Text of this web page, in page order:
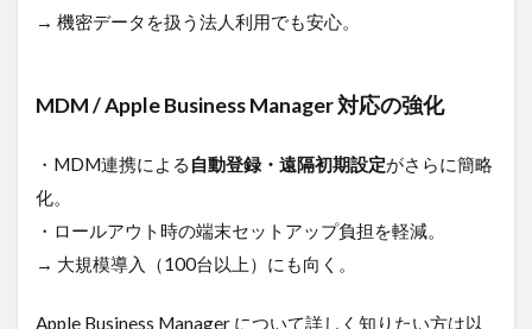
→ 機密データを扱う法人利用でも安心。
MDM / Apple Business Manager 対応の強化
・MDM連携による 自動登録・遠隔初期設定がさらに簡略
化。
・ロールアウト時の端末セットアップ負担を軽減。
→ 大規模導入（100台以上）にも向く。
Apple Business Manager について詳しく知りたい方は以